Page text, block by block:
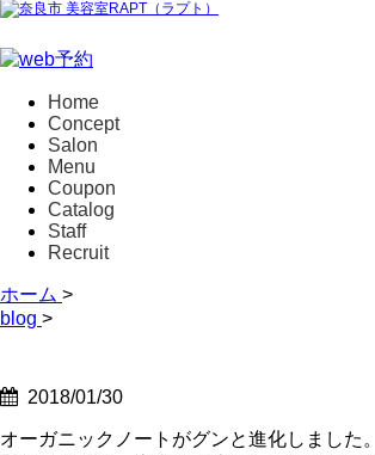
Home
Concept
Salon
Menu
Coupon
Catalog
Staff
Recruit
ホーム >
blog >
2018/01/30
オーガニックノートがグンと進化しました。